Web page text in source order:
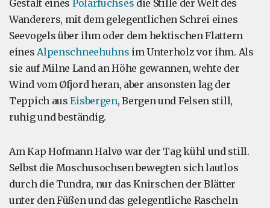
Gestalt eines Polarfuchses die Stille der Welt des
Wanderers, mit dem gelegentlichen Schrei eines
Seevogels über ihm oder dem hektischen Flattern
einesAlpenschneehuhns im Unterholz vor ihm. Als
sie auf Milne Land an Höhe gewannen, wehte der
Wind vom Øfjord heran, aber ansonsten lag der
Teppich ausEisbergen, Bergen und Felsen still,
ruhig und beständig.
Am Kap Hofmann Halvø war der Tag kühl und still.
Selbst die Moschusochsen bewegten sich lautlos
durch die Tundra, nur das Knirschen der Blätter
unter den Füßen und das gelegentliche Rascheln